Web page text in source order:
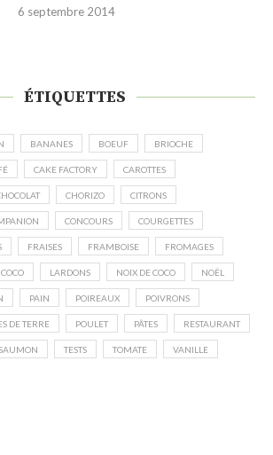
6 septembre 2014
ÉTIQUETTES
BANANES BOEUF BRIOCHE
CAKE FACTORY CAROTTES
CHORIZO CITRONS
CONCOURS COURGETTES
FRAISES FRAMBOISE FROMAGES
LARDONS NOIX DE COCO NOËL
PAIN POIREAUX POIVRONS
DE TERRE POULET PÂTES RESTAURANT
TESTS TOMATE VANILLE